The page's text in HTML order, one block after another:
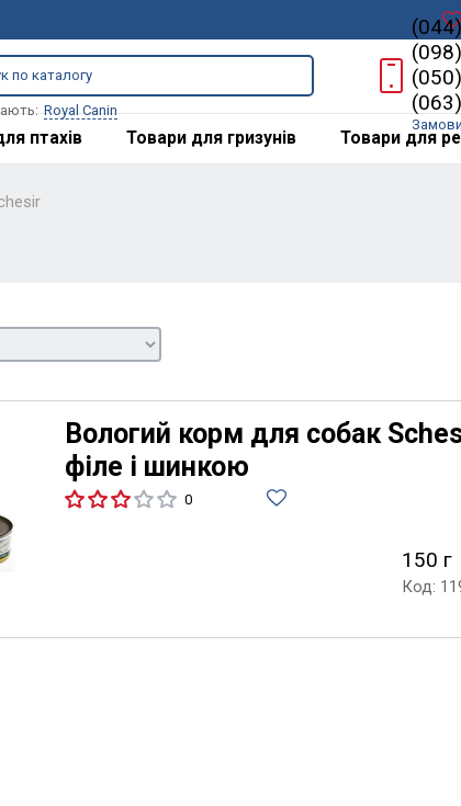
Royal Canin
птахів Товари для гризунів Товари для
Вологий корм для собак
філе і шинкою
0
150 г
Код: